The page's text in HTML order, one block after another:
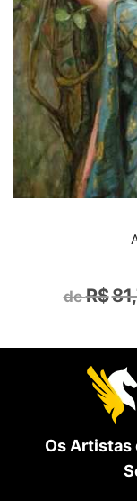
R$
Os Artistas